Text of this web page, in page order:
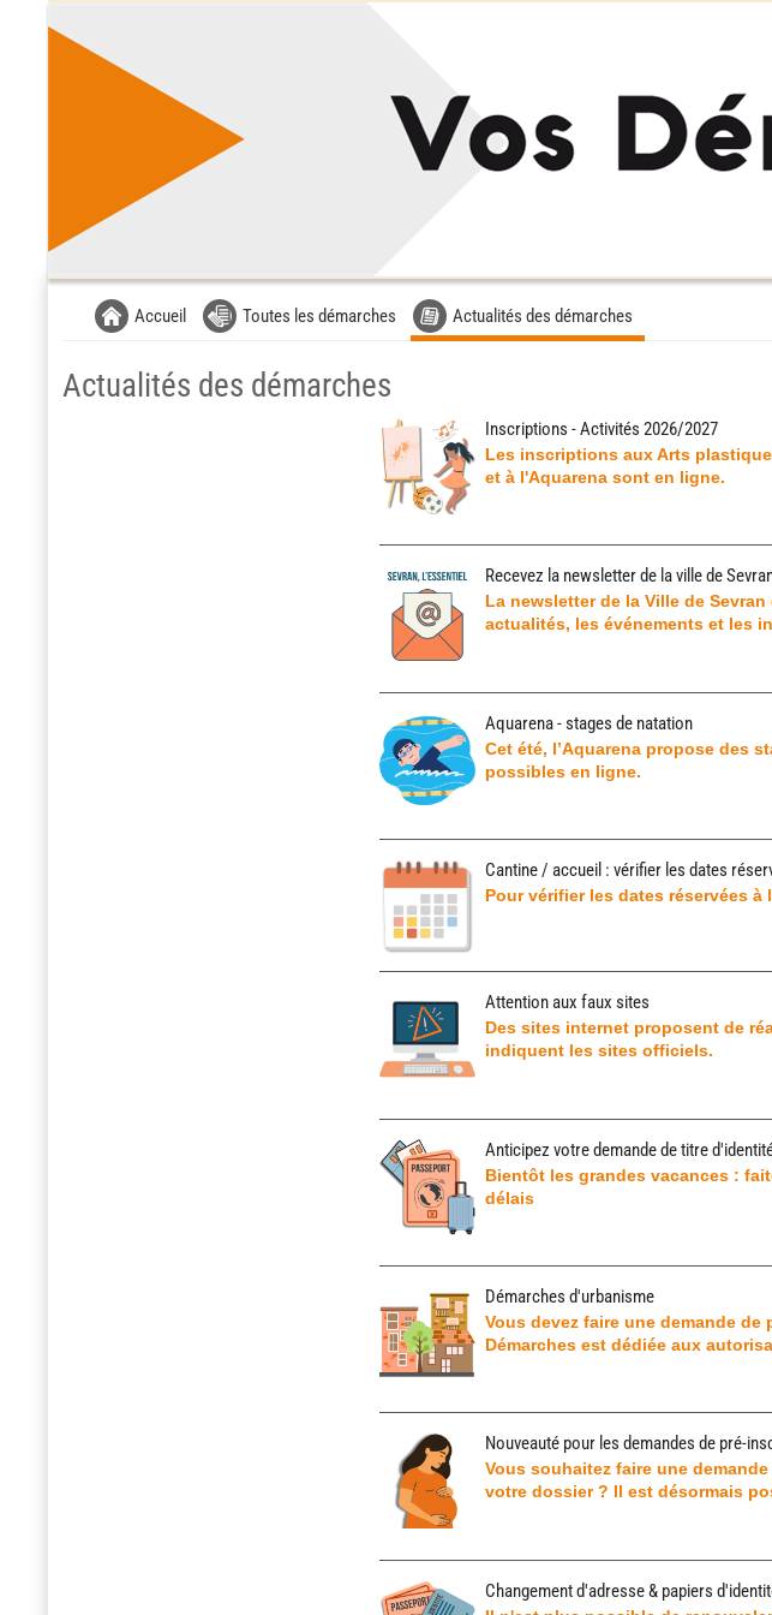
Accueil Toutes les démarches Actualités des démarches
Actualités des démarches
Inscriptions - Activités 2026/2027
Les inscriptions aux Arts
et à l'Aquarena sont en ligne.
Recevez la newsletter de la ville de
La newsletter de la Ville de
actualités, les événements et les
Aquarena - stages de natation
Cet été, l’Aquarena propose des
possibles en ligne.
Cantine / accueil : vérifier les dates
Pour vérifier les dates réservées
Attention aux faux sites
Des sites internet proposent de
indiquent les sites officiels.
Anticipez votre demande de titre
Bientôt les grandes vacances :
délais
Démarches d'urbanisme
Vous devez faire une demande
Démarches est dédiée aux
Nouveauté pour les demandes de pré-
Vous souhaitez faire une
votre dossier ? Il est désormais
Changement d'adresse & papiers